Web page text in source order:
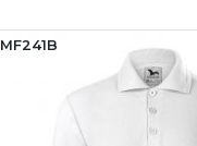
MF241B